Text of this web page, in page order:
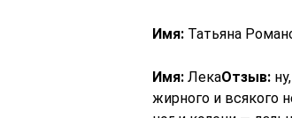
Имя: Татьяна
Имя: ЛекаОтзыв:
жирного и всякого